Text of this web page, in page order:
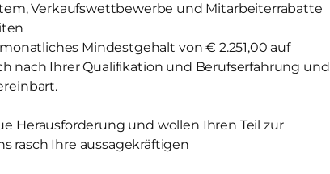
Verkaufswettbewerbe und Mitarbeiterrabatte
Mindestgehalt von € 2.251,00 auf
nach Ihrer Qualifikation und Berufserfahrung und
Herausforderung und wollen Ihren Teil zur
rasch Ihre aussagekräftigen